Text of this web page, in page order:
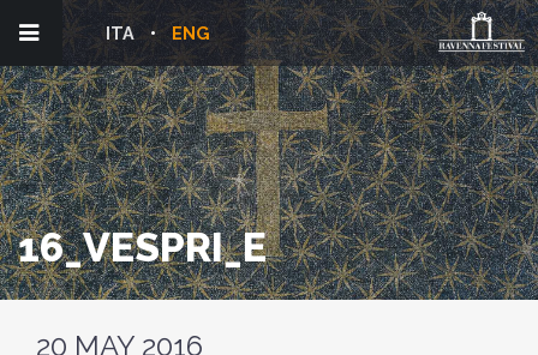
ENG
ITA
16_VESPRI_E
20 MAY 2016